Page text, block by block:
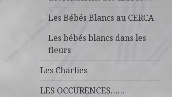
Les Bébés Blancs au CERCA
Les bébés blancs dans les
fleurs
Les Charlies
LES OCCURENCES……